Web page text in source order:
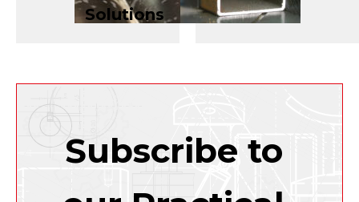
Process
Solutions
Subscribe to